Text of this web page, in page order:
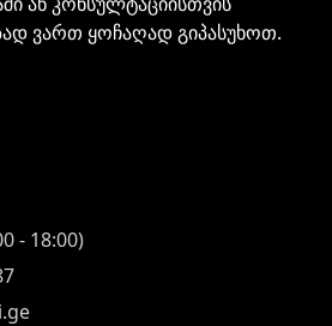
ვართ ყოჩაღად გიპასუხოთ.
- 18:00)